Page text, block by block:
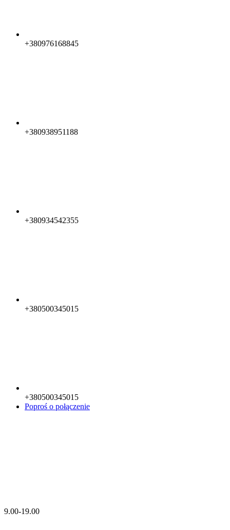
+380976168845
+380938951188
+380934542355
+380500345015
+380500345015
Poproś o połączenie
9.00-19.00